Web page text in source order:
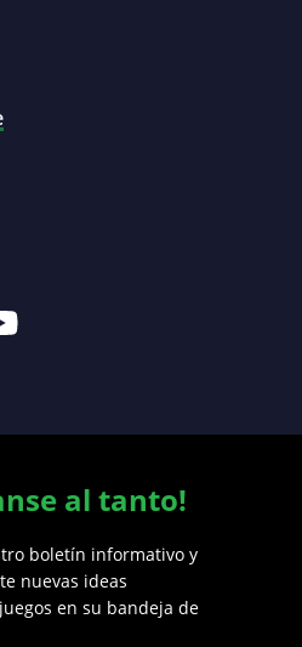
al tanto!
boletín informativo y
nuevas ideas
en su bandeja de